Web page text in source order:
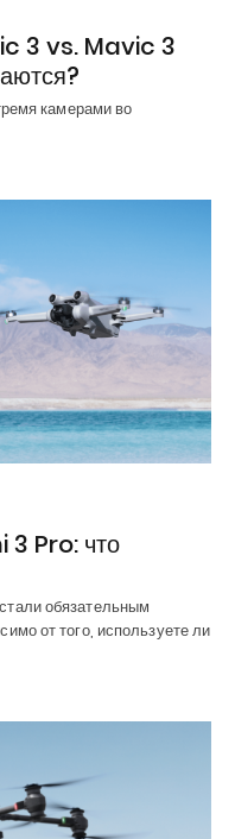
3 vs. Mavic 3
камерами во
3 Pro: что
обязательным
от того, используете ли